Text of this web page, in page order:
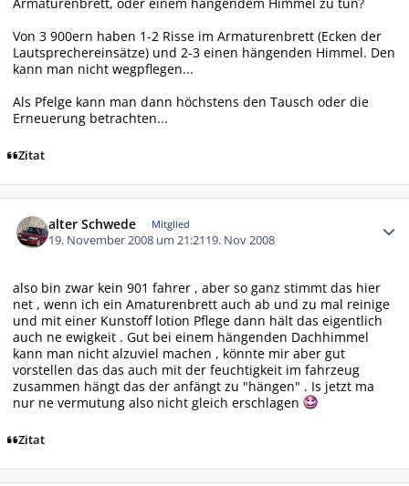
Von 3 900ern haben 1-2 Risse im Armaturenbrett (Ecken der
Lautsprechereinsätze) und 2-3 einen hängenden Himmel. Den
kann man nicht wegpflegen...
Als Pfelge kann man dann höchstens den Tausch oder die
Erneuerung betrachten...
Zitat
alter Schwede Mitglied
19. November 2008 um 21:2119. Nov 2008
also bin zwar kein 901 fahrer , aber so ganz stimmt das hier
net , wenn ich ein Amaturenbrett auch ab und zu mal reinige
und mit einer Kunstoff lotion Pflege dann hält das eigentlich
auch ne ewigkeit . Gut bei einem hängenden Dachhimmel
kann man nicht alzuviel machen , könnte mir aber gut
vorstellen das das auch mit der feuchtigkeit im fahrzeug
zusammen hängt das der anfängt zu "hängen" . Is jetzt ma
nur ne vermutung also nicht gleich erschlagen
Zitat